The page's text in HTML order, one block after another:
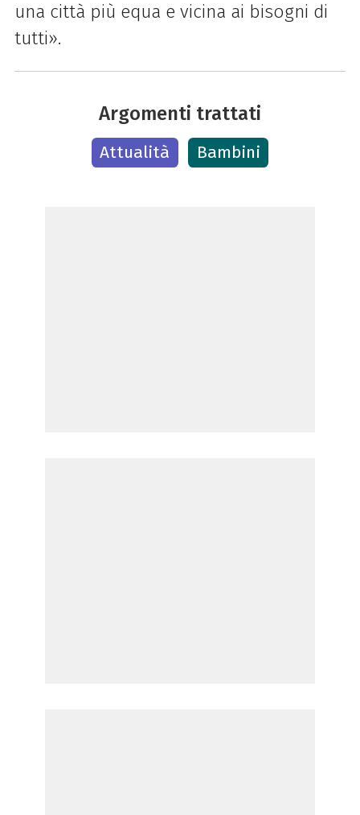
una città più equa e vicina ai bisogni di
tutti».
Argomenti trattati
Attualità Bambini